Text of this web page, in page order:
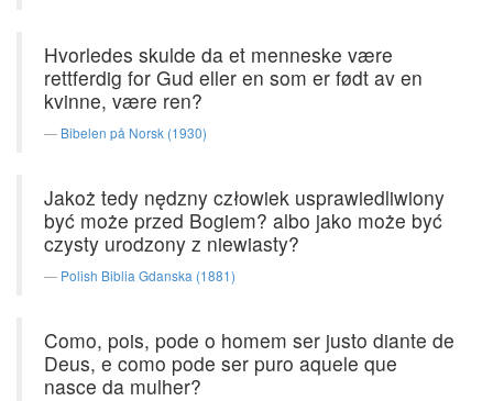
Hvorledes skulde da et menneske være
rettferdig for Gud eller en som er født av en
kvinne, være ren?
Bibelen på Norsk (1930)
Jakoż tedy nędzny człowiek usprawiedliwiony
być może przed Bogiem? albo jako może być
czysty urodzony z niewiasty?
Polish Biblia Gdanska (1881)
Como, pois, pode o homem ser justo diante de
Deus, e como pode ser puro aquele que
nasce da mulher?